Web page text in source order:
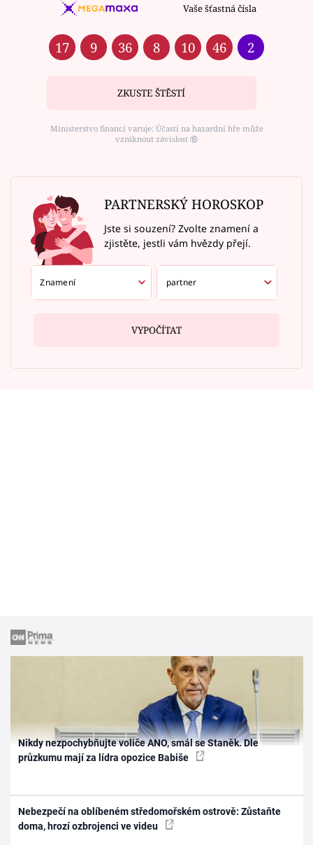
Vaše šťastná čísla
17 9 36 8 10 46 2
ZKUSTE ŠTĚSTÍ
Ministerstvo financí varuje: Účastí na hazardní hře může
vzniknout závislost ⑱
PARTNERSKÝ HOROSKOP
Jste si souzení? Zvolte znamení a
zjistěte, jestli vám hvězdy přejí.
VYPOČÍTAT
Nikdy nezpochybňujte voliče ANO, smál se Staněk. Dle
průzkumu mají za lídra opozice Babiše
Nebezpečí na oblíbeném středomořském ostrově: Zůstaňte
doma, hrozí ozbrojenci ve videu